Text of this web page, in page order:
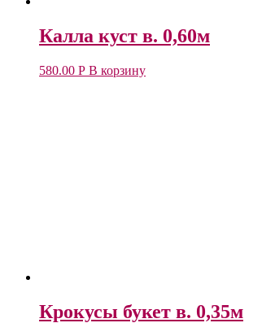
Калла куст в. 0,60м
580.00 Р В корзину
Крокусы букет в. 0,35м